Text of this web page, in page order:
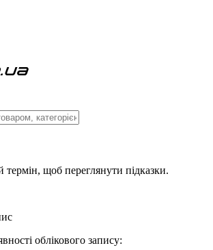
термін, щоб переглянути підказки.
облікового запису: